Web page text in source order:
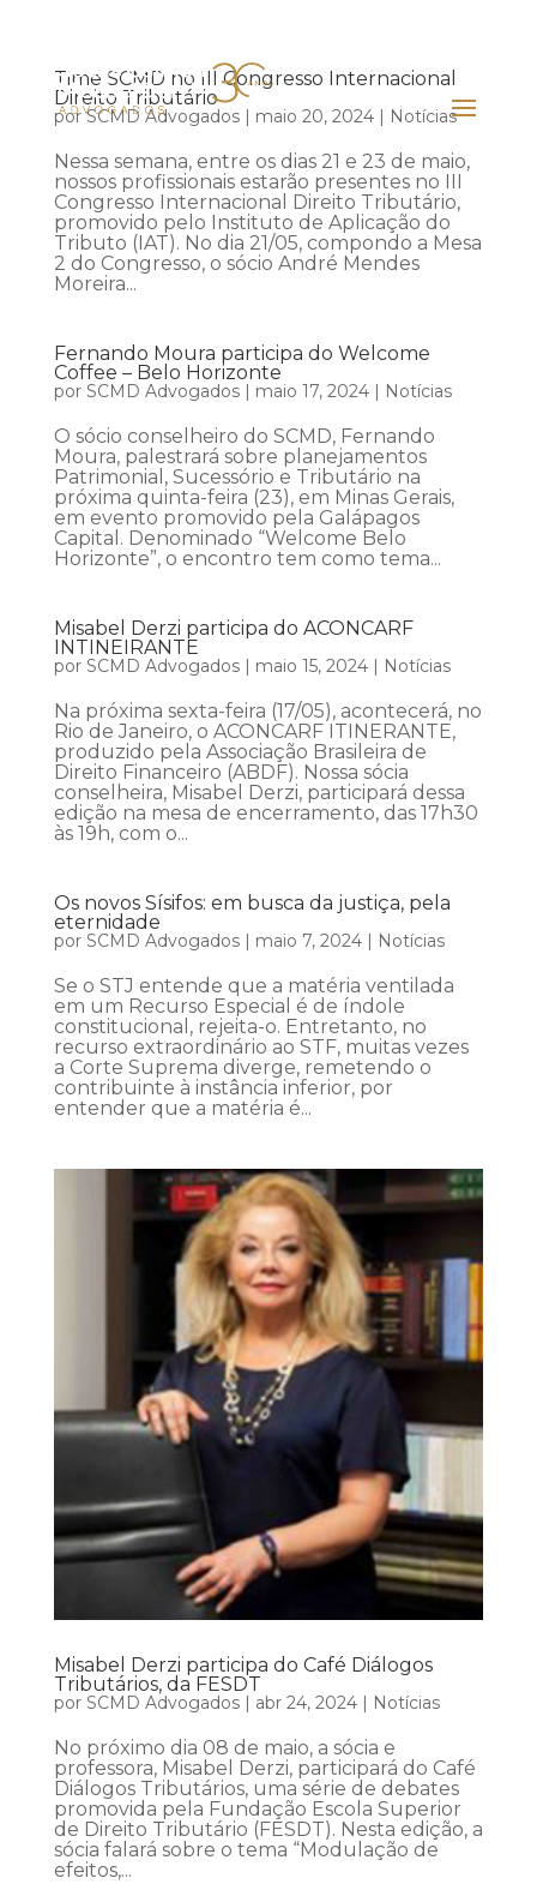
Time SCMD no III Congresso Internacional
Direito Tributário
porSCMD Advogados| maio 20, 2024| Notícias
Nessa semana, entre os dias 21 e 23 de maio,
nossos profissionais estarão presentes no III
Congresso Internacional Direito Tributário,
promovido pelo Instituto de Aplicação do
Tributo (IAT). No dia 21/05, compondo a Mesa
2 do Congresso, o sócio André Mendes
Moreira...
Fernando Moura participa do Welcome
Coffee – Belo Horizonte
por SCMD Advogados| maio 17, 2024| Notícias
O sócio conselheiro do SCMD, Fernando
Moura, palestrará sobre planejamentos
Patrimonial, Sucessório e Tributário na
próxima quinta-feira (23), em Minas Gerais,
em evento promovido pela Galápagos
Capital. Denominado “Welcome Belo
Horizonte”, o encontro tem como tema...
Misabel Derzi participa do ACONCARF
INTINEIRANTE
por SCMD Advogados| maio 15, 2024| Notícias
Na próxima sexta-feira (17/05), acontecerá, no
Rio de Janeiro, o ACONCARF ITINERANTE,
produzido pela Associação Brasileira de
Direito Financeiro (ABDF). Nossa sócia
conselheira, Misabel Derzi, participará dessa
edição na mesa de encerramento, das 17h30
às 19h, com o...
Os novos Sísifos: em busca da justiça, pela
eternidade
por SCMD Advogados| maio 7, 2024| Notícias
Se o STJ entende que a matéria ventilada
em um Recurso Especial é de índole
constitucional, rejeita-o. Entretanto, no
recurso extraordinário ao STF, muitas vezes
a Corte Suprema diverge, remetendo o
contribuinte à instância inferior, por
entender que a matéria é...
Misabel Derzi participa do Café Diálogos
Tributários, da FESDT
por SCMD Advogados| abr 24, 2024| Notícias
No próximo dia 08 de maio, a sócia e
professora, Misabel Derzi, participará do Café
Diálogos Tributários, uma série de debates
promovida pela Fundação Escola Superior
de Direito Tributário (FESDT). Nesta edição, a
sócia falará sobre o tema “Modulação de
efeitos,...